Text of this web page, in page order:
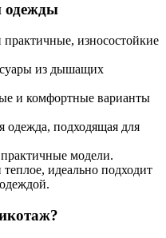
одежды
практичные, износостойкие
из дышащих
и комфортные варианты
одежда, подходящая для
модели.
теплое, идеально подходит